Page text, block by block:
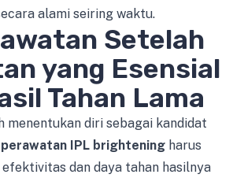
alami seiring waktu.
Setelah
yang Esensial
Tahan Lama
menentukan diri sebagai kandidat
perawatan IPL brightening harus
efektivitas dan daya tahan hasilnya